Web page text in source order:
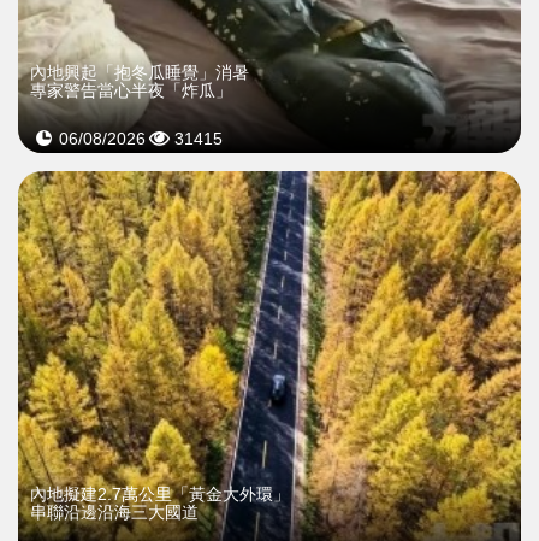
內地興起「抱冬瓜睡覺」消暑
專家警告當心半夜「炸瓜」
06/08/2026 31415
內地擬建2.7萬公里「黃金大外環」
串聯沿邊沿海三大國道